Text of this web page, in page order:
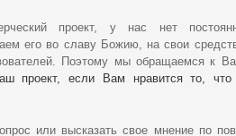
проект, у нас нет
его во славу Божию, на свои
Поэтому мы обращаемся к
проект, если Вам нравится то,
или высказать свое мнение по